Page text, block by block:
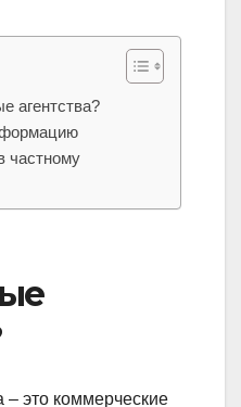
агентства?
частному
– это коммерческие